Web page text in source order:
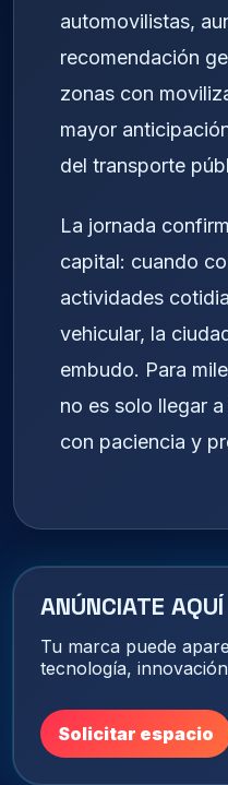
automovilistas,
recomendación
zonas con
mayor
del transporte
La jornada
capital: cuando
actividades
vehicular, la
embudo. Para
no es solo llegar
con paciencia y
ANÚNCIATE AQUÍ
Tu marca puede
tecnología,
Solicitar espacio